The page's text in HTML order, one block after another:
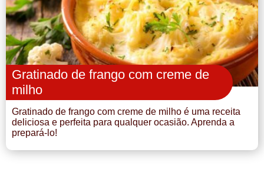
Gratinado de frango com creme de
milho
Gratinado de frango com creme de milho é uma receita
deliciosa e perfeita para qualquer ocasião. Aprenda a
prepará-lo!